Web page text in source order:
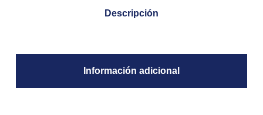
Descripción
Información adicional